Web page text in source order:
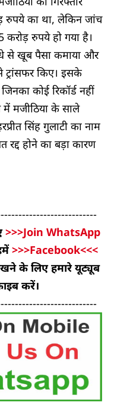
रुपये का था, लेकिन जांच
रुपये हो गया है।
से खूब पैसा कमाया और
ट्रांसफर किए। इसके
कोई रिकॉर्ड नहीं
में मजीठिया के साले
सिंह गुलाटी का नाम
होने का बड़ा कारण
>>>Join WhatsApp
>>>Facebook<<<
के लिए हमारे यूट्यूब
करें।